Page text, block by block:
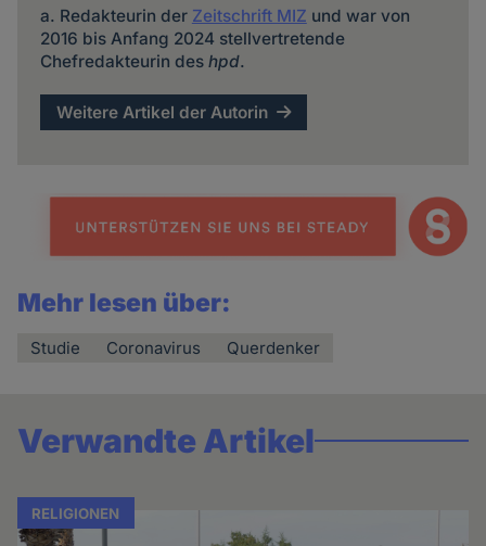
a. Redakteurin der Zeitschrift MIZ und war von
2016 bis Anfang 2024 stellvertretende
Chefredakteurin des hpd.
Weitere Artikel der Autorin
Mehr lesen über:
Studie Coronavirus Querdenker
Verwandte Artikel
RELIGIONEN